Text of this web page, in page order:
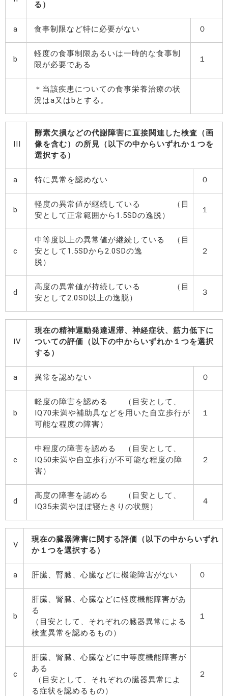
る）
a 食事制限など特に必要がない ０
b
軽度の食事制限あるいは一時的な食事制
限が必要である
１
＊当該疾患についての食事栄養治療の状
況はa又はbとする。
III
酵素欠損などの代謝障害に直接関連した検査（画
像を含む）の所見（以下の中からいずれか１つを
選択する）
a 特に異常を認めない ０
b
軽度の異常値が継続している （目
安として正常範囲から1.5SDの逸脱）
１
c
中等度以上の異常値が継続している （目
安として1.5SDから2.0SDの逸
脱）
２
d
高度の異常値が持続している （目
安として2.0SD以上の逸脱）
３
IV
現在の精神運動発達遅滞、神経症状、筋力低下に
ついての評価（以下の中からいずれか１つを選択
する）
a 異常を認めない ０
b
軽度の障害を認める （目安として、
IQ70未満や補助具などを用いた自立歩行が
可能な程度の障害）
１
c
中程度の障害を認める （目安として、
IQ50未満や自立歩行が不可能な程度の障
害）
２
d
高度の障害を認める （目安として、
IQ35未満やほぼ寝たきりの状態）
４
V
現在の臓器障害に関する評価（以下の中からいずれ
か１つを選択する）
a 肝臓、腎臓、心臓などに機能障害がない ０
b
肝臓、腎臓、心臓などに軽度機能障害があ
る
（目安として、それぞれの臓器異常による
検査異常を認めるもの）
１
c
肝臓、腎臓、心臓などに中等度機能障害が
ある
（目安として、それぞれの臓器異常によ
る症状を認めるもの）
２